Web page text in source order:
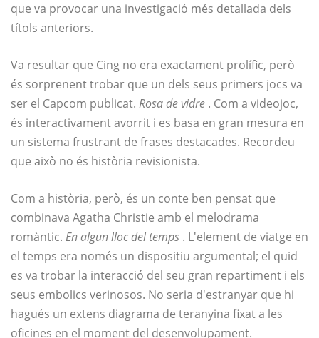
que va provocar una investigació més detallada dels
títols anteriors.
Va resultar que Cing no era exactament prolífic, però
és sorprenent trobar que un dels seus primers jocs va
ser el Capcom publicat. Rosa de vidre . Com a videojoc,
és interactivament avorrit i es basa en gran mesura en
un sistema frustrant de frases destacades. Recordeu
que això no és història revisionista.
Com a història, però, és un conte ben pensat que
combinava Agatha Christie amb el melodrama
romàntic. En algun lloc del temps . L'element de viatge en
el temps era només un dispositiu argumental; el quid
es va trobar la interacció del seu gran repartiment i els
seus embolics verinosos. No seria d'estranyar que hi
hagués un extens diagrama de teranyina fixat a les
oficines en el moment del desenvolupament.